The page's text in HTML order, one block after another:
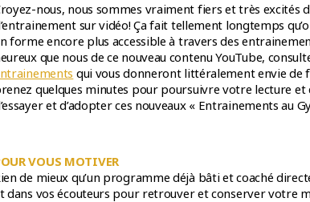
nous, nous sommes vraiment fiers et très excités
sur vidéo! Ça fait tellement longtemps
forme encore plus accessible à travers des
que nous de ce nouveau contenu YouTube,
qui vous donneront littéralement envie de
quelques minutes pour poursuivre votre lecture et
et d’adopter ces nouveaux « Entrainements au
VOUS MOTIVER
de mieux qu’un programme déjà bâti et coaché
dans vos écouteurs pour retrouver et conserver votre